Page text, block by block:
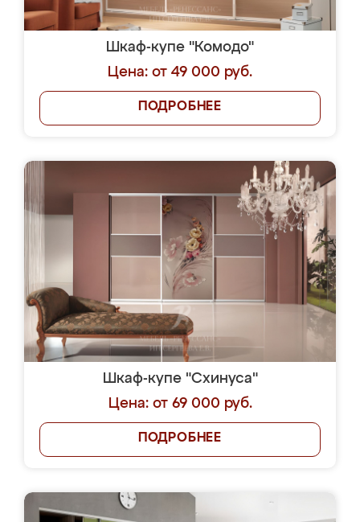
Шкаф-купе "Комодо"
Цена: от 49 000 руб.
ПОДРОБНЕЕ
Шкаф-купе "Схинуса"
Цена: от 69 000 руб.
ПОДРОБНЕЕ